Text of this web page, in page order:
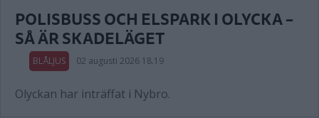
POLISBUSS OCH ELSPARK I OLYCKA –
SÅ ÄR SKADELÄGET
BLÅLJUS 02 augusti 2026 18.19
Olyckan har inträffat i Nybro.